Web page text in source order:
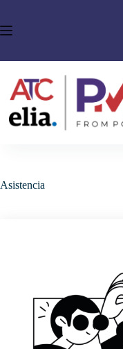
contenido
Asistencia